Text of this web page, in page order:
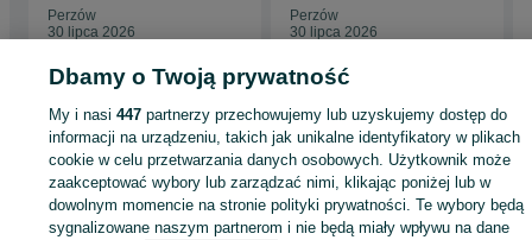
Perzów
30 lipca 2026
Perzów
30 lipca 2026
Strona główna Motoryzacja Opony i Felgi Felgi Felgi - Wielkopolskie
- Perzów
KATEGORIA
Dbamy o Twoją prywatność
My i nasi447 partnerzy przechowujemy lub uzyskujemy dostęp do
informacji na urządzeniu, takich jak unikalne identyfikatory w plikach
cookie w celu przetwarzania danych osobowych. Użytkownik może
zaakceptować wybory lub zarządzać nimi, klikając poniżej lub w
dowolnym momencie na stronie polityki prywatności. Te wybory będą
sygnalizowane naszym partnerom i nie będą miały wpływu na dane